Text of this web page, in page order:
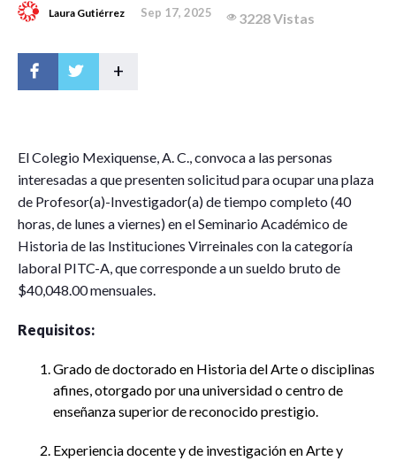
Laura Gutiérrez Sep 17, 2025 3228 Vistas
+
El Colegio Mexiquense, A. C., convoca a las personas
interesadas a que presenten solicitud para ocupar una plaza
de Profesor(a)-Investigador(a) de tiempo completo (40
horas, de lunes a viernes) en el Seminario Académico de
Historia de las Instituciones Virreinales con la categoría
laboral PITC-A, que corresponde a un sueldo bruto de
$40,048.00 mensuales.
Requisitos:
Grado de doctorado en Historia del Arte o disciplinas
afines, otorgado por una universidad o centro de
enseñanza superior de reconocido prestigio.
Experiencia docente y de investigación en Arte y